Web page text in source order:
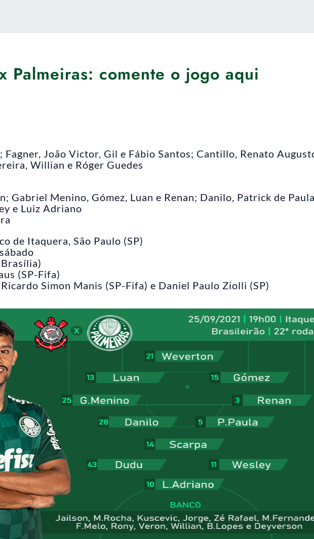
Palmeiras: comente o jogo aqui
João Victor, Gil e Fábio Santos; Cantillo, Renato
Willian e Róger Guedes
Gabriel Menino, Gómez, Luan e Renan; Danilo, Patrick de
e Luiz Adriano
de Itaquera, São Paulo (SP)
(SP-Fifa)
Simon Manis (SP-Fifa) e Daniel Paulo Ziolli (SP)